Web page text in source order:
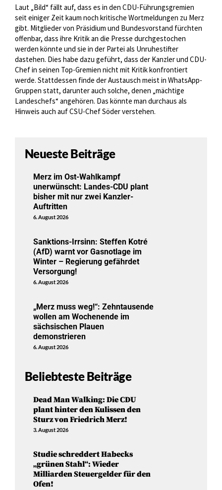
Laut „Bild“ fällt auf, dass es in den CDU-Führungsgremien
seit einiger Zeit kaum noch kritische Wortmeldungen zu Merz
gibt. Mitglieder von Präsidium und Bundesvorstand fürchten
offenbar, dass ihre Kritik an die Presse durchgestochen
werden könnte und sie in der Partei als Unruhestifter
dastehen. Dies habe dazu geführt, dass der Kanzler und CDU-
Chef in seinen Top-Gremien nicht mit Kritik konfrontiert
werde. Stattdessen finde der Austausch meist in WhatsApp-
Gruppen statt, darunter auch solche, denen „mächtige
Landeschefs“ angehören. Das könnte man durchaus als
Hinweis auch auf CSU-Chef Söder verstehen.
Neueste Beiträge
Merz im Ost-Wahlkampf
unerwünscht: Landes-CDU plant
bisher mit nur zwei Kanzler-
Auftritten
6. August 2026
Sanktions-Irrsinn: Steffen Kotré
(AfD) warnt vor Gasnotlage im
Winter – Regierung gefährdet
Versorgung!
6. August 2026
„Merz muss weg!“: Zehntausende
wollen am Wochenende im
sächsischen Plauen
demonstrieren
6. August 2026
Beliebteste Beiträge
Dead Man Walking: Die CDU
plant hinter den Kulissen den
Sturz von Friedrich Merz!
3. August 2026
Studie schreddert Habecks
„grünen Stahl“: Wieder
Milliarden Steuergelder für den
Ofen!